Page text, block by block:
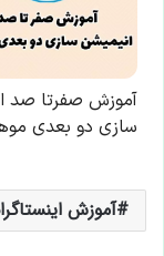
آموزش